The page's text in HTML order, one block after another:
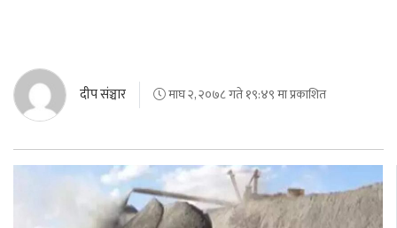
दीप संञ्चार माघ २, २०७८ गते १९:४९ मा प्रकाशित